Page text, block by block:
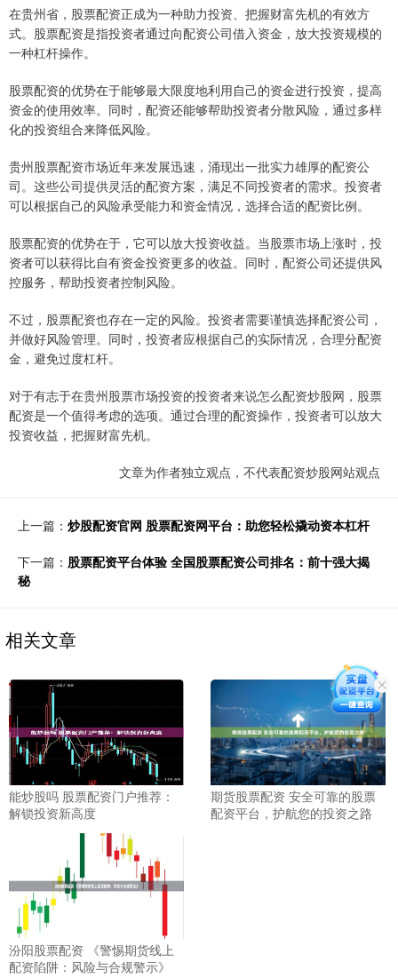
在贵州省，股票配资正成为一种助力投资、把握财富先机的有效方
式。股票配资是指投资者通过向配资公司借入资金，放大投资规模的
一种杠杆操作。
股票配资的优势在于能够最大限度地利用自己的资金进行投资，提高
资金的使用效率。同时，配资还能够帮助投资者分散风险，通过多样
化的投资组合来降低风险。
贵州股票配资市场近年来发展迅速，涌现出一批实力雄厚的配资公
司。这些公司提供灵活的配资方案，满足不同投资者的需求。投资者
可以根据自己的风险承受能力和资金情况，选择合适的配资比例。
股票配资的优势在于，它可以放大投资收益。当股票市场上涨时，投
资者可以获得比自有资金投资更多的收益。同时，配资公司还提供风
控服务，帮助投资者控制风险。
不过，股票配资也存在一定的风险。投资者需要谨慎选择配资公司，
并做好风险管理。同时，投资者应根据自己的实际情况，合理分配资
金，避免过度杠杆。
对于有志于在贵州股票市场投资的投资者来说怎么配资炒股网，股票
配资是一个值得考虑的选项。通过合理的配资操作，投资者可以放大
投资收益，把握财富先机。
文章为作者独立观点，不代表配资炒股网站观点
上一篇： 炒股配资官网 股票配资网平台：助您轻松撬动资本杠杆
下一篇： 股票配资平台体验 全国股票配资公司排名：前十强大揭
秘
相关文章
能炒股吗 股票配资门户推荐：
解锁投资新高度
期货股票配资 安全可靠的股票
配资平台，护航您的投资之路
汾阳股票配资 《警惕期货线上
配资陷阱：风险与合规警示》